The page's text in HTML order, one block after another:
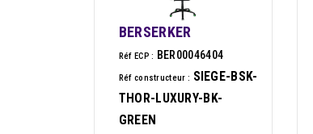
BERSERKER
Réf ECP : BER00046404
Réf constructeur : SIEGE-BSK-
THOR-LUXURY-BK-
GREEN